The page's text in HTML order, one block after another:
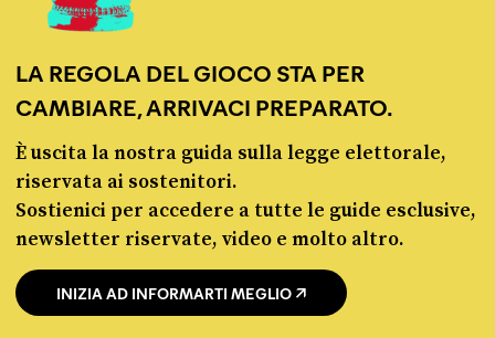
LA REGOLA DEL GIOCO STA PER
CAMBIARE, ARRIVACI PREPARATO.
È uscita la nostra guida sulla legge elettorale,
riservata ai sostenitori.
Sostienici per accedere a tutte le guide esclusive,
newsletter riservate, video e molto altro.
INIZIA AD INFORMARTI MEGLIO
© Pagella Politica 2012 - 2026
Pagella Politica è una testata registrata presso il Tribunale di Milano, n. 55 del 8
marzo 2021. ISSN 2974-9387
Privacy policy Cookie policy